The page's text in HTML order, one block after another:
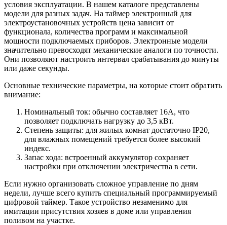
условия эксплуатации. В нашем каталоге представлены
модели для разных задач. На таймер электронный для
электроустановочных устройств цена зависит от
функционала, количества программ и максимальной
мощности подключаемых приборов. Электронные модели
значительно превосходят механические аналоги по точности.
Они позволяют настроить интервал срабатывания до минуты
или даже секунды.
Основные технические параметры, на которые стоит обратить
внимание:
Номинальный ток: обычно составляет 16А, что
позволяет подключать нагрузку до 3,5 кВт.
Степень защиты: для жилых комнат достаточно IP20,
для влажных помещений требуется более высокий
индекс.
Запас хода: встроенный аккумулятор сохраняет
настройки при отключении электричества в сети.
Если нужно организовать сложное управление по дням
недели, лучше всего купить специальный программируемый
цифровой таймер. Такое устройство незаменимо для
имитации присутствия хозяев в доме или управления
поливом на участке.